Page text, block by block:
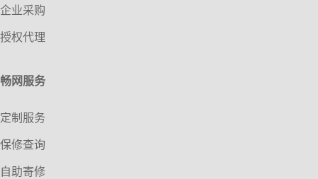
企业采购
授权代理
畅网服务
定制服务
保修查询
自助寄修